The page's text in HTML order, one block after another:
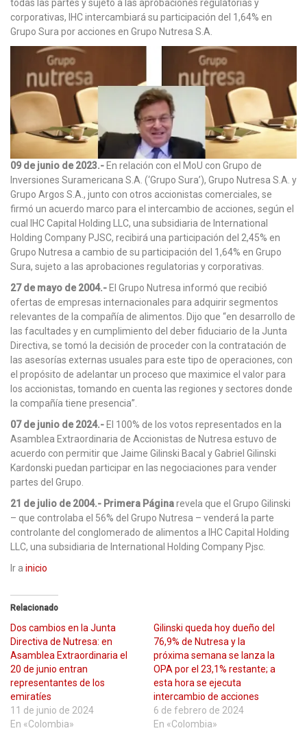
todas las partes y sujeto a las aprobaciones regulatorias y
corporativas, IHC intercambiará su participación del 1,64% en
Grupo Sura por acciones en Grupo Nutresa S.A.
09 de junio de 2023.-En relación con el MoU con Grupo de
Inversiones Suramericana S.A. (‘Grupo Sura’), Grupo Nutresa S.A. y
Grupo Argos S.A., junto con otros accionistas comerciales, se
firmó un acuerdo marco para el intercambio de acciones, según el
cual IHC Capital Holding LLC, una subsidiaria de International
Holding Company PJSC, recibirá una participación del 2,45% en
Grupo Nutresa a cambio de su participación del 1,64% en Grupo
Sura, sujeto a las aprobaciones regulatorias y corporativas.
27 de mayo de 2004.-El Grupo Nutresa informó que recibió
ofertas de empresas internacionales para adquirir segmentos
relevantes de la compañía de alimentos. Dijo que “en desarrollo de
las facultades y en cumplimiento del deber fiduciario de la Junta
Directiva, se tomó la decisión de proceder con la contratación de
las asesorías externas usuales para este tipo de operaciones, con
el propósito de adelantar un proceso que maximice el valor para
los accionistas, tomando en cuenta las regiones y sectores donde
la compañía tiene presencia”.
07 de junio de 2024.-El 100% de los votos representados en la
Asamblea Extraordinaria de Accionistas de Nutresa estuvo de
acuerdo con permitir que Jaime Gilinski Bacal y Gabriel Gilinski
Kardonski puedan participar en las negociaciones para vender
partes del Grupo.
21 de julio de 2004.- Primera Páginarevela que el Grupo Gilinski
– que controlaba el 56% del Grupo Nutresa – venderá la parte
controlante del conglomerado de alimentos a IHC Capital Holding
LLC, una subsidiaria de International Holding Company Pjsc.
Ir a inicio
Relacionado
Dos cambios en la Junta
Directiva de Nutresa: en
Asamblea Extraordinaria el
20 de junio entran
representantes de los
emiratíes
11 de junio de 2024
En «Colombia»
Gilinski queda hoy dueño del
76,9% de Nutresa y la
próxima semana se lanza la
OPA por el 23,1% restante; a
esta hora se ejecuta
intercambio de acciones
6 de febrero de 2024
En «Colombia»